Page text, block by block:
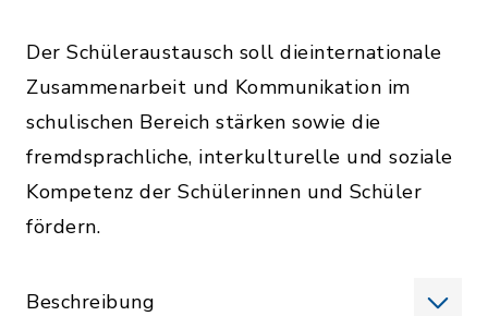
Der Schüleraustausch soll dieinternationale
Zusammenarbeit und Kommunikation im
schulischen Bereich stärken sowie die
fremdsprachliche, interkulturelle und soziale
Kompetenz der Schülerinnen und Schüler
fördern.
Beschreibung